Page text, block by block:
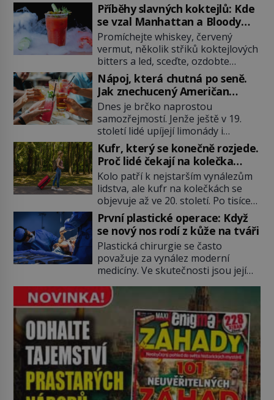
Příběhy slavných koktejlů: Kde
se vzal Manhattan a Bloody
Mary?
Promíchejte whiskey, červený
vermut, několik střiků koktejlových
bitters a led, sceďte, ozdobte
koktejlovou třešinkou a tadá…
Manhattan je tu! A pokud to má být
skutečně on, dejte si pozor, ať
místo klasické americké rye
whiskey či klidně bourbonu
nepoužijete skotskou whisku. Co
se stane? Inu, koktejl bude stále
skvělý, ale už to nebude
Manhattan ale […]
Nápoj, která chutná po seně.
Jak znechucený Američan
vymyslel brčko
Dnes je brčko naprostou
samozřejmostí. Jenže ještě v 19.
století lidé upíjejí limonády i
koktejly dutými stébly žita nebo
žitné slámy. Fungují sice dobře,
mají ale jednu nepříjemnou
vlastnost po chvíli se rozmáčejí a
nápoji dodávají travnatou příchuť.
Právě tahle drobná nepříjemnost
přivede amerického výrobce
cigaretových náustků k nápadu,
který změní způsob pití po celém
[…]
Kufr, který se konečně rozjede.
Proč lidé čekají na kolečka
téměř pět tisíc let?
Kolo patří k nejstarším vynálezům
lidstva, ale kufr na kolečkách se
objevuje až ve 20. století. Po tisíce
let lidé vláčejí těžká zavazadla v
rukou, na zádech nebo je nakládají
na povozy. Stačí přitom jediný
nápad, připevnit ke kufru kolečka.
Jenže právě ten nikdo dlouho
nedostane. Až jednou se na letišti
ozve věta, která změní […]
První plastické operace: Když
se nový nos rodí z kůže na tváři
Plastická chirurgie se často
považuje za vynález moderní
medicíny. Ve skutečnosti jsou její
tisíce let. V dobách, kdy ještě
neexistují antibiotika ani anestezie,
se odvážní lékaři pokoušejí vracet
lidem tváře znetvořené válkou,
tresty nebo nehodami. Jejich
metody jsou překvapivě
promyšlené a některé principy
používají chirurgové dodnes. Úplně
první […]